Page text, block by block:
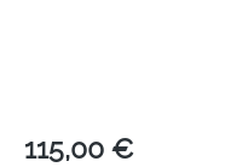
Regulärer Preis:
115,00 €